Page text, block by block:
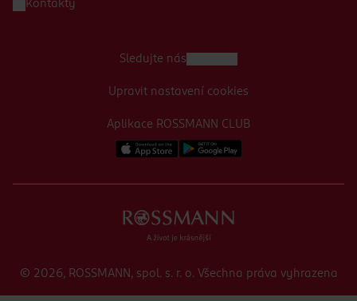
Kontakty
Aplikace ROSSMANN CLUB
Sledujte nás
Upravit nastavení cookies
© 2026, ROSSMANN, spol. s. r. o. Všechna práva vyhrazena